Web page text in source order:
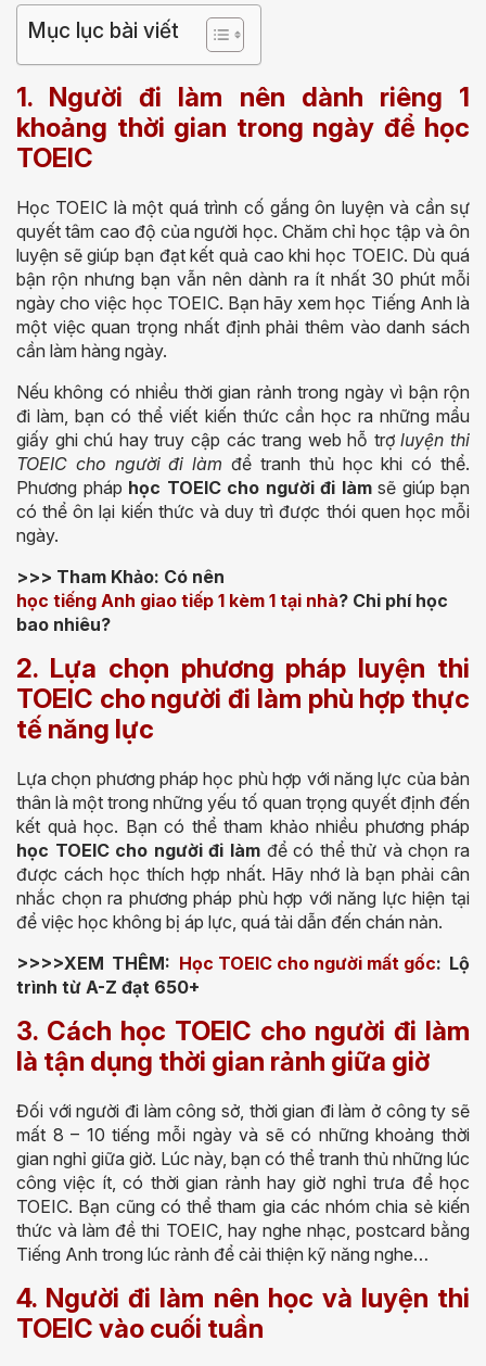
Mục lục bài viết
1. Người đi làm nên dành riêng 1
khoảng thời gian trong ngày để học
TOEIC
Học TOEIC là một quá trình cố gắng ôn luyện và cần sự
quyết tâm cao độ của người học. Chăm chỉ học tập và ôn
luyện sẽ giúp bạn đạt kết quả cao khi học TOEIC. Dù quá
bận rộn nhưng bạn vẫn nên dành ra ít nhất 30 phút mỗi
ngày cho việc học TOEIC. Bạn hãy xem học Tiếng Anh là
một việc quan trọng nhất định phải thêm vào danh sách
cần làm hàng ngày.
Nếu không có nhiều thời gian rảnh trong ngày vì bận rộn
đi làm, bạn có thể viết kiến thức cần học ra những mẩu
giấy ghi chú hay truy cập các trang web hỗ trợluyện thi
TOEIC cho người đi làm để tranh thủ học khi có thể.
Phương pháp học TOEIC cho người đi làm sẽ giúp bạn
có thể ôn lại kiến thức và duy trì được thói quen học mỗi
ngày.
>>> Tham Khảo: Có nên
học tiếng Anh giao tiếp 1 kèm 1 tại nhà? Chi phí học
bao nhiêu?
2. Lựa chọn phương pháp luyện thi
TOEIC cho người đi làm phù hợp thực
tế năng lực
Lựa chọn phương pháp học phù hợp với năng lực của bản
thân là một trong những yếu tố quan trọng quyết định đến
kết quả học. Bạn có thể tham khảo nhiều phương pháp
học TOEIC cho người đi làmđể có thể thử và chọn ra
được cách học thích hợp nhất. Hãy nhớ là bạn phải cân
nhắc chọn ra phương pháp phù hợp với năng lực hiện tại
để việc học không bị áp lực, quá tải dẫn đến chán nản.
>>>>XEM THÊM: Học TOEIC cho người mất gốc: Lộ
trình từ A-Z đạt 650+
3. Cách học TOEIC cho người đi làm
là tận dụng thời gian rảnh giữa giờ
Đối với người đi làm công sở, thời gian đi làm ở công ty sẽ
mất 8 – 10 tiếng mỗi ngày và sẽ có những khoảng thời
gian nghỉ giữa giờ. Lúc này, bạn có thể tranh thủ những lúc
công việc ít, có thời gian rảnh hay giờ nghỉ trưa để học
TOEIC. Bạn cũng có thể tham gia các nhóm chia sẻ kiến
thức và làm đề thi TOEIC, hay nghe nhạc, postcard bằng
Tiếng Anh trong lúc rảnh để cải thiện kỹ năng nghe…
4. Người đi làm nên học và luyện thi
TOEIC vào cuối tuần